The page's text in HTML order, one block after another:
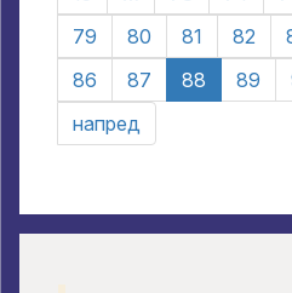
79
80 81 82
86
87 88 89
напред